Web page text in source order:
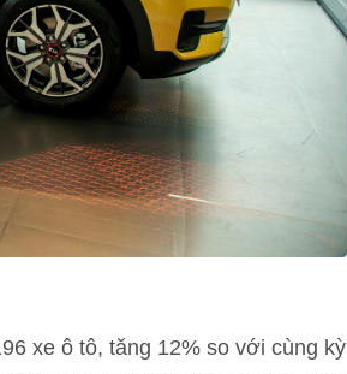
xe ô tô, tăng 12% so với cùng kỳ